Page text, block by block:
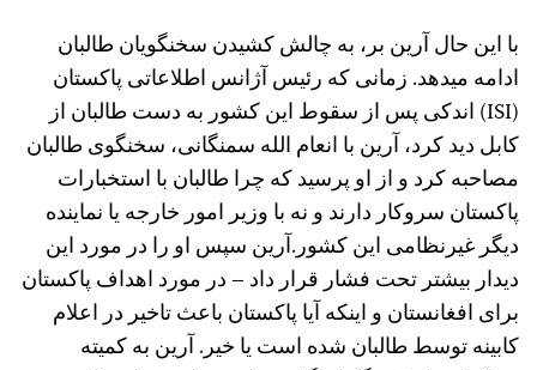
با این حال آرین بر، به چالش کشیدن سخنگویان طالبان
ادامه میدهد. زمانی که رئیس آژانس اطلاعاتی پاکستان
(ISI) اندکی پس از سقوط این کشور به دست طالبان از
کابل دید کرد، آرین با انعام الله سمنگانی، سخنگوی طالبان
مصاحبه کرد و از او پرسید که چرا طالبان با استخبارات
پاکستان سروکار دارند و نه با وزیر امور خارجه یا نماینده
دیگر غیرنظامی این کشور.آرین سپس او را در مورد این
دیدار بیشتر تحت فشار قرار داد – در مورد اهداف پاکستان
برای افغانستان و اینکه آیا پاکستان باعث تاخیر در اعلام
کابینه توسط طالبان شده است یا خیر. آرین به کمیته